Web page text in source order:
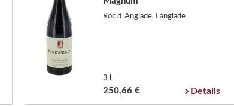
Roc d´Anglade, Langlade
3 l
250,66 € Details